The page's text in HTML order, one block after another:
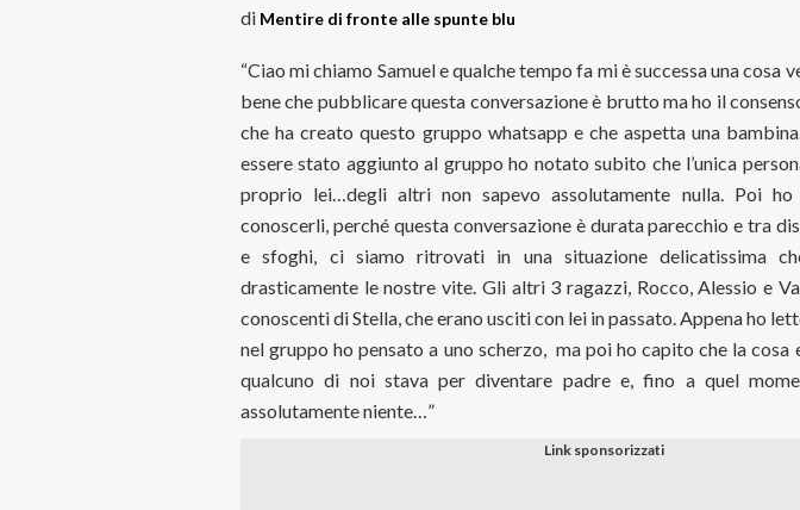
di Mentire di fronte alle spunte blu
“Ciao mi chiamo Samuel e qualche tempo fa mi è successa una cosa
bene che pubblicare questa conversazione è brutto ma ho il
che ha creato questo gruppo whatsapp e che aspetta una
essere stato aggiunto al gruppo ho notato subito che l’unica
proprio lei…degli altri non sapevo assolutamente nulla. Poi
conoscerli, perché questa conversazione è durata parecchio e tra
e sfoghi, ci siamo ritrovati in una situazione delicatissima
drasticamente le nostre vite. Gli altri 3 ragazzi, Rocco, Alessio e
conoscenti di Stella, che erano usciti con lei in passato. Appena ho
nel gruppo ho pensato a uno scherzo, ma poi ho capito che la cosa
qualcuno di noi stava per diventare padre e, fino a quel
assolutamente niente…”